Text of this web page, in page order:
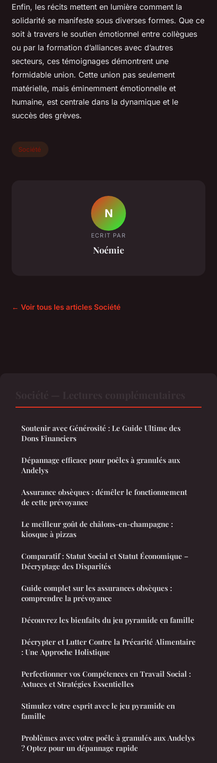
Enfin, les récits mettent en lumière comment la
solidarité se manifeste sous diverses formes. Que ce
soit à travers le soutien émotionnel entre collègues
ou par la formation d’alliances avec d’autres
secteurs, ces témoignages démontrent une
formidable union. Cette union pas seulement
matérielle, mais éminemment émotionnelle et
humaine, est centrale dans la dynamique et le
succès des grèves.
Société
N
ECRIT PAR
Noémie
← Voir tous les articles Société
Soutenir avec Générosité : Le Guide Ultime des
Dons Financiers
Dépannage efficace pour poêles à granulés aux
Andelys
Assurance obsèques : démêler le fonctionnement
de cette prévoyance
Le meilleur goût de châlons-en-champagne :
kiosque à pizzas
Comparatif : Statut Social et Statut Économique –
Décryptage des Disparités
Guide complet sur les assurances obsèques :
comprendre la prévoyance
Découvrez les bienfaits du jeu pyramide en famille
Décrypter et Lutter Contre la Précarité Alimentaire
: Une Approche Holistique
Perfectionner vos Compétences en Travail Social :
Astuces et Stratégies Essentielles
Stimulez votre esprit avec le jeu pyramide en
famille
Problèmes avec votre poêle à granulés aux Andelys
? Optez pour un dépannage rapide